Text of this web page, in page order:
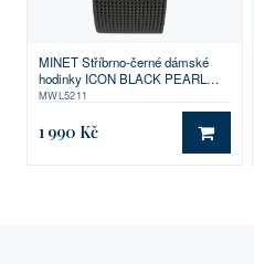
MINET Stříbrno-černé dámské
hodinky ICON BLACK PEARL
MESH
MWL5211
1 990 Kč DO